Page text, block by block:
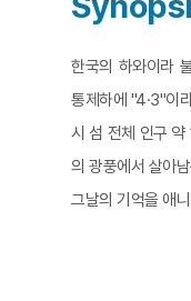
한국의 하와이라
통제하에 "4·3"이
시 섬 전체 인구 약
의 광풍에서 살아
그날의 기억을 애